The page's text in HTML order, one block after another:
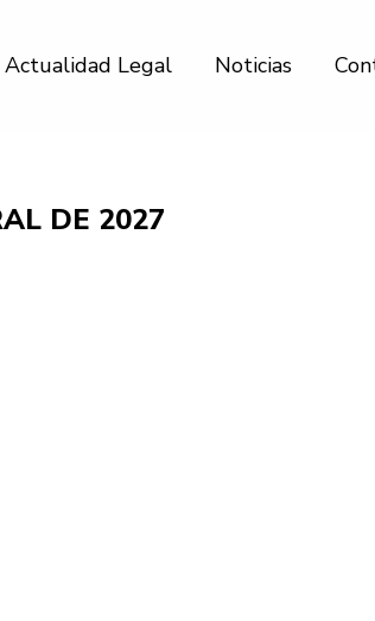
Actualidad Legal Noticias
DE 2027